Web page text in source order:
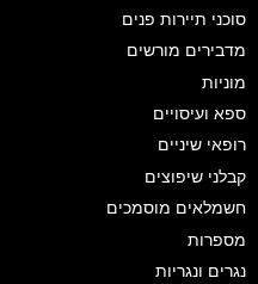
סוכני תיירות פנים
מדבירים מורשים
מוניות
ספא ועיסויים
רופאי שיניים
קבלני שיפוצים
חשמלאים מוסמכים
מספרות
נגרים ונגריות